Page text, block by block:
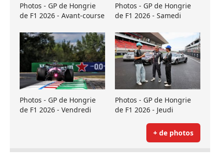
Photos - GP de Hongrie
de F1 2026 - Avant-course
Photos - GP de Hongrie
de F1 2026 - Samedi
Photos - GP de Hongrie
de F1 2026 - Vendredi
Photos - GP de Hongrie
de F1 2026 - Jeudi
+ de photos